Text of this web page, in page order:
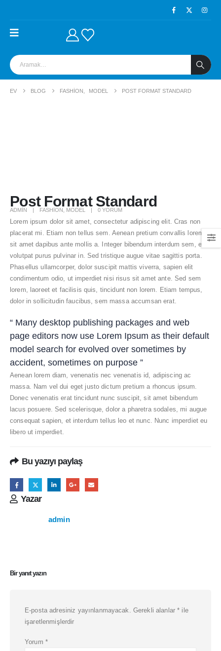
EV BLOG FASHION MODEL POST FORMAT STANDARD
Post Format Standard
ADMIN FASHION MODEL 0 YORUM
Lorem ipsum dolor sit amet, consectetur adipiscing elit. Cras non
placerat mi. Etiam non tellus sem. Aenean pretium convallis lorem,
sit amet dapibus ante mollis a. Integer bibendum interdum sem, eget
volutpat purus pulvinar in. Sed tristique augue vitae sagittis porta.
Phasellus ullamcorper, dolor suscipit mattis viverra, sapien elit
condimentum odio, ut imperdiet nisi risus sit amet ante. Sed sem
lorem, laoreet et facilisis quis, tincidunt non lorem. Etiam tempus,
dolor in sollicitudin faucibus, sem massa accumsan erat.
“ Many desktop publishing packages and web
page editors now use Lorem Ipsum as their default
model search for evolved over sometimes by
accident, sometimes on purpose ”
Aenean lorem diam, venenatis nec venenatis id, adipiscing ac
massa. Nam vel dui eget justo dictum pretium a rhoncus ipsum.
Donec venenatis erat tincidunt nunc suscipit, sit amet bibendum
lacus posuere. Sed scelerisque, dolor a pharetra sodales, mi augue
consequat sapien, et interdum tellus leo et nunc. Nunc imperdiet eu
libero ut imperdiet.
Bu yazıyı paylaş
Yazar
admin
Bir yanıt yazın
E-posta adresiniz yayınlanmayacak. Gerekli alanlar* ile
işaretlenmişlerdir
Yorum *